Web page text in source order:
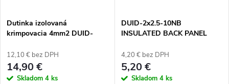
o
v
v
Dutinka izolovaná
krimpovacia 4mm2 DUID-
12,10 € bez DPH
14,90 €
Skladom 4 ks
DUID-2x2.5-10NB
INSULATED BACK PANEL
4,20 € bez DPH
5,20 €
Skladom 4 ks